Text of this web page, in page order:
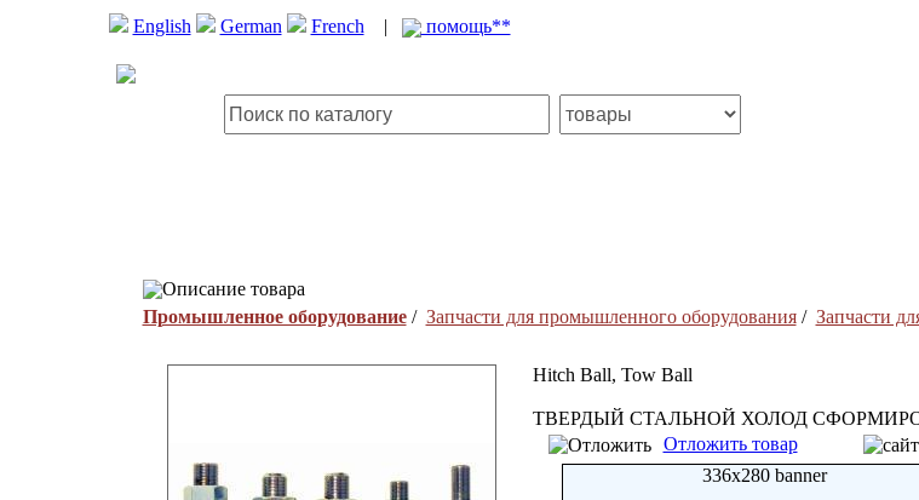
English German French | помощь**
Описание товара
Промышленное оборудование/ Запчасти для промышленного оборудования/ Запчасти
Hitch Ball, Tow Ball
ТВЕРДЫЙ СТАЛЬНОЙ ХОЛОД
Отложить товар
336x280 banner